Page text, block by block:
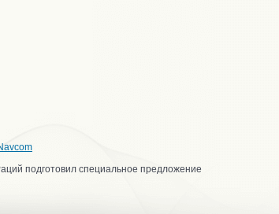
подготовил специальное предложение